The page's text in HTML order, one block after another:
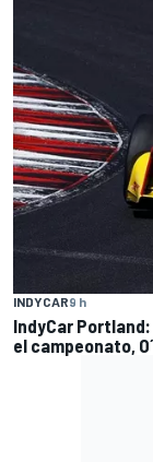
INDYCAR9 h
IndyCar
el campeonato,